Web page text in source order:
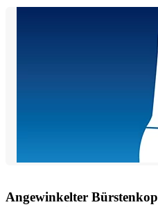
Angewinkelter